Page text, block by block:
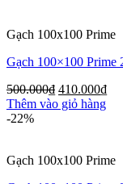
Gạch 100x100 Prime
Gạch 100×100 Prime
500.000₫ 410.000₫
Thêm vào giỏ hàng
-22%
Gạch 100x100 Prime